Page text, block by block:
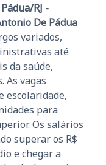
RJ -
De Pádua
variados,
até
da saúde,
As vagas
escolaridade,
para
Os salários
superar os R$
e chegar a